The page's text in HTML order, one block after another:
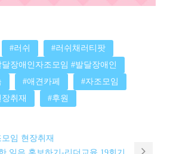
#러쉬
#러쉬채러티팟
달장애인자조모임 #발달장애인
#애견카페
#자조모임
장취재 #후원
임 현장취재